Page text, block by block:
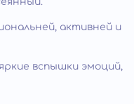
активней и
вспышки эмоций,